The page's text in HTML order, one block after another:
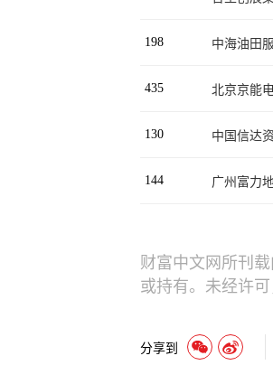
198 中海油田
435 北京京能
130 中国信达
144 广州富力
财富中文网所刊
或持有。未经许
分享到